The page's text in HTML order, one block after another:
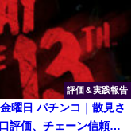
評価＆実践報告
曜日 パチンコ｜散見さ
評価、チェーン信頼度